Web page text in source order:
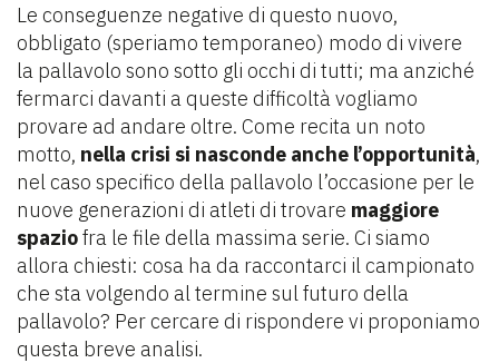
Le conseguenze negative di questo nuovo,
obbligato (speriamo temporaneo) modo di vivere
la pallavolo sono sotto gli occhi di tutti; ma anziché
fermarci davanti a queste difficoltà vogliamo
provare ad andare oltre. Come recita un noto
motto, nella crisi si nasconde anche l’opportunità,
nel caso specifico della pallavolo l’occasione per le
nuove generazioni di atleti di trovare maggiore
spaziofra le file della massima serie. Ci siamo
allora chiesti: cosa ha da raccontarci il campionato
che sta volgendo al termine sul futuro della
pallavolo? Per cercare di rispondere vi proponiamo
questa breve analisi.